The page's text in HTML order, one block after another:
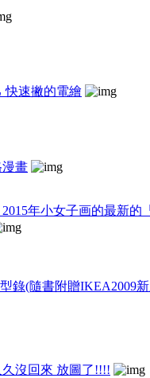
描....
：中、
您喜
比賽繪圖
小孩子
快速撇的電繪
畫
年小女子画的最新的
錄(隨書附贈IKEA2009
沒回來 放圖了!!!!